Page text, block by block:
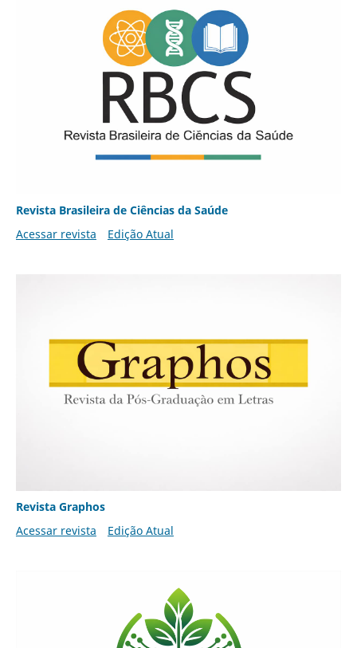
Revista Brasileira de Ciências da Saúde
Acessar revista
Edição Atual
Revista Graphos
Acessar revista
Edição Atual